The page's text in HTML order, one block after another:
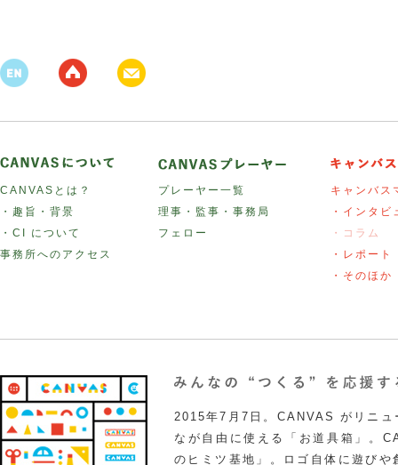
CANVASとは？
・趣旨・背景
・CI について
事務所へのアクセス
プレーヤー一覧
理事・監事・事務局
フェロー
キャンバス
・インタビ
・コラム
・レポート
・そのほか
2015年7月7日。CANVAS がリニュ
なが自由に使える「お道具箱」。
のヒミツ基地」。ロゴ自体に遊び